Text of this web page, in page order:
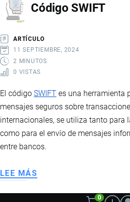
ABA
Código SWIFT
ARTÍCULO
11 SEPTIEMBRE, 2024
2 MINUTOS
0 VISTAS
El código SWIFT es una herramienta
mensajes seguros sobre
internacionales, se utiliza tanto para
como para el envío de mensajes
entre bancos.
LEE MÁS
0